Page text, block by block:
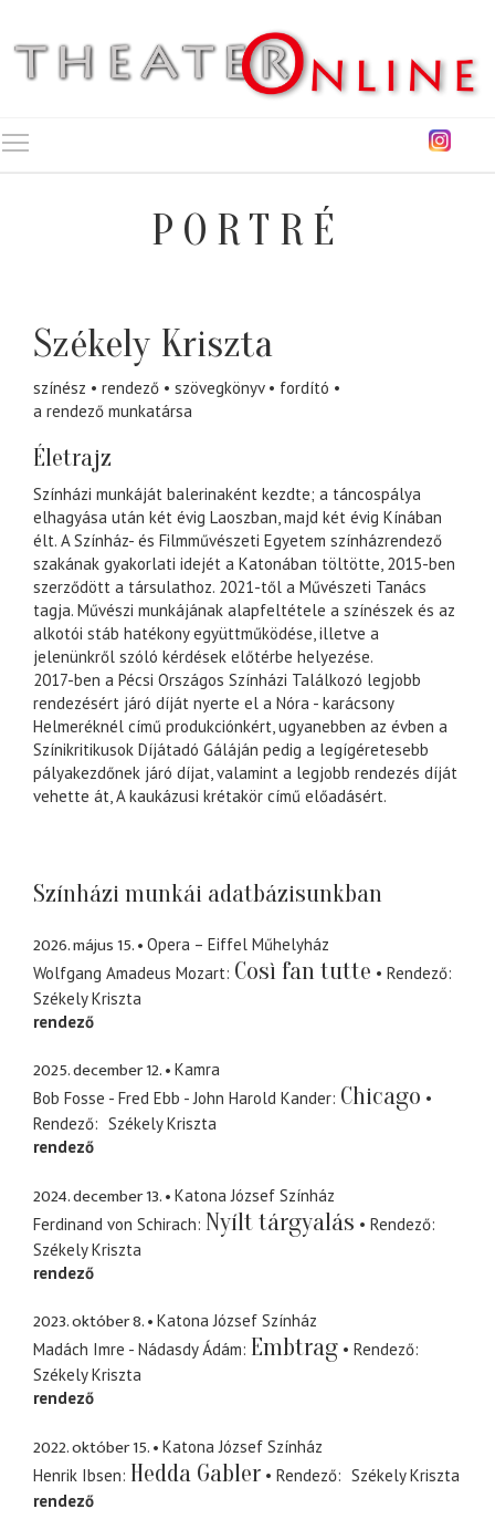
PORTRÉ
Székely Kriszta
színész rendező szövegkönyv
fordító
a rendező munkatársa
Életrajz
Színházi munkáját balerinaként kezdte; a táncospálya
elhagyása után két évig Laoszban, majd két évig Kínában
élt. A Színház- és Filmművészeti Egyetem színházrendező
szakának gyakorlati idejét a Katonában töltötte, 2015-ben
szerződött a társulathoz. 2021-től a Művészeti Tanács
tagja. Művészi munkájának alapfeltétele a színészek és az
alkotói stáb hatékony együttműködése, illetve a
jelenünkről szóló kérdések előtérbe helyezése.
2017-ben a Pécsi Országos Színházi Találkozó legjobb
rendezésért járó díját nyerte el a Nóra - karácsony
Helmeréknél című produkciónkért, ugyanebben az évben a
Színikritikusok Díjátadó Gáláján pedig a legígéretesebb
pályakezdőnek járó díjat, valamint a legjobb rendezés díját
vehette át, A kaukázusi krétakör című előadásért.
Színházi munkái adatbázisunkban
2026. május 15.
Opera – Eiffel Műhelyház
Wolfgang Amadeus Mozart Così fan tutte
Rendező
Székely Kriszta
rendező
2025. december 12.
Kamra
Bob Fosse - Fred Ebb - John Harold Kander Chicago
Rendező
Székely Kriszta
rendező
2024. december 13.
Katona József Színház
Ferdinand von Schirach Nyílt tárgyalás
Rendező
Székely Kriszta
rendező
2023. október 8.
Katona József Színház
Madách Imre - Nádasdy Ádám Embtrag
Rendező
Székely Kriszta
rendező
2022. október 15.
Katona József Színház
Henrik Ibsen Hedda Gabler Rendező
Székely Kriszta
rendező